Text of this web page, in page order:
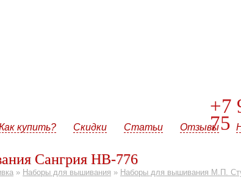
+7
75
купить? Скидки Статьи Отзывы
Сангрия НВ-776
» Наборы для вышивания » Наборы для вышивания М.П.